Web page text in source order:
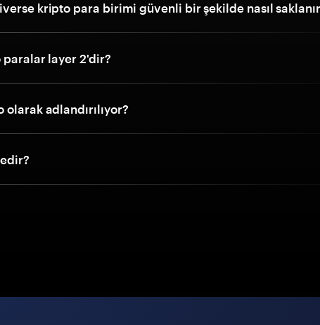
kripto para birimi güvenli bir şekilde nasıl
layer 2'dir?
adlandırılıyor?